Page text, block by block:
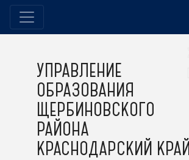
УПРАВЛЕНИЕ
ОБРАЗОВАНИЯ
ЩЕРБИНОВСКОГО
РАЙОНА
КРАСНОДАРСКИЙ КРАЙ